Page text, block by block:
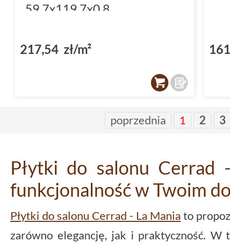
59.7x119.7x0.8
217,54 zł/m²
poprzednia 1 2 3
Płytki do salonu
funkcjonalność w Twoim
Płytki do salonu Cerrad - La Mania to
zarówno elegancję, jak i praktyczność. W